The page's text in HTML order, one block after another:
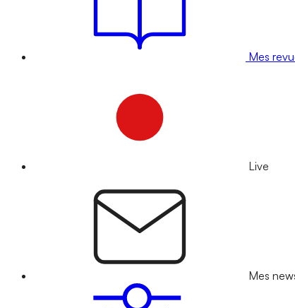
Mes
Live
Mes